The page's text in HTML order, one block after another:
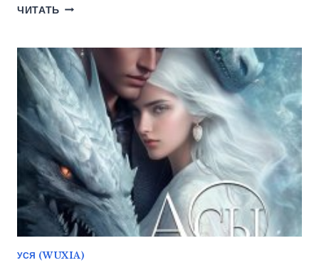
ЧИТАТЬ ЭРА
(ТКАЧЕВ
СЕРГЕЙ)
УСЯ (WUXIA)